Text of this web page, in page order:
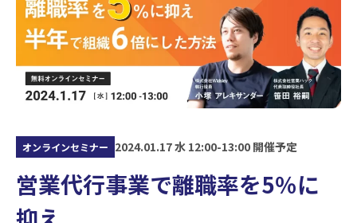
オンラインセミナー 2024.01.17 水 12:00-13:00 開催予定
営業代行事業で離職率を5％に